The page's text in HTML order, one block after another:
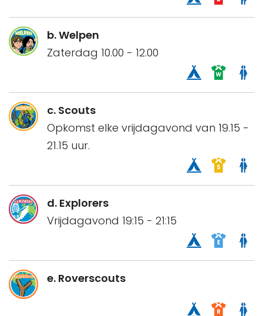
b. Welpen
Zaterdag 10.00 - 12.00
c. Scouts
Opkomst elke vrijdagavond van 19.15 -
21.15 uur.
d. Explorers
Vrijdagavond 19:15 - 21:15
e. Roverscouts